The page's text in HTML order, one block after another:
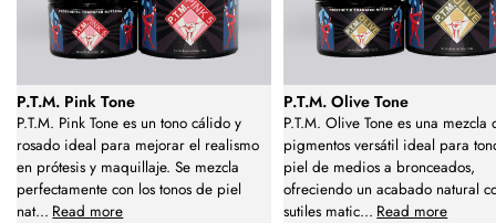
P.T.M. Pink Tone
P.T.M. Pink Tone es un tono cálido y
rosado ideal para mejorar el realismo
en prótesis y maquillaje. Se mezcla
perfectamente con los tonos de piel
nat... Read more
P.T.M. Olive Tone
P.T.M. Olive Tone es una mezcla
pigmentos versátil ideal para
piel de medios a bronceados,
ofreciendo un acabado natural
sutiles matic... Read more